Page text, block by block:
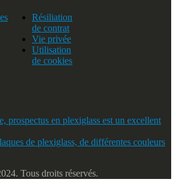
Résiliation
de contrat
Vie privée
Utilisation
de cookies
prospectus en plexiglass est un excellent
de plexiglass, de différentes couleurs
Tous droits réservés.